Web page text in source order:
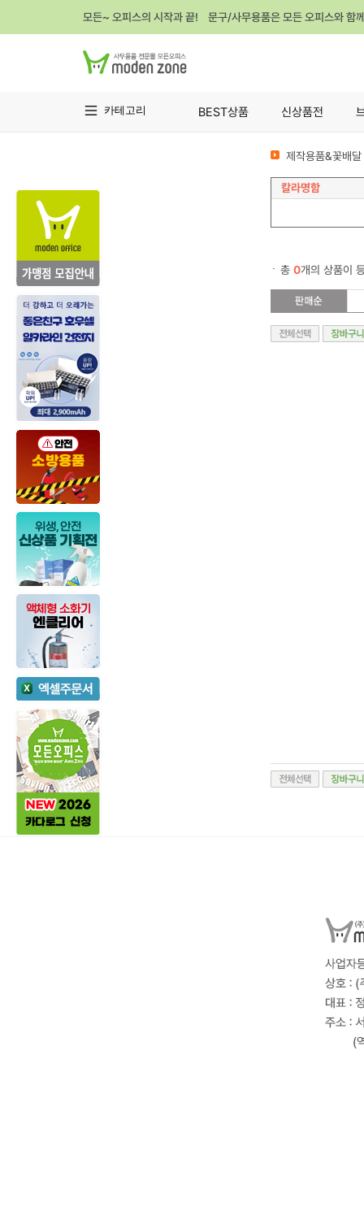
모든~ 오피스의 시작과 끝! 문구/사무용품은 모든 오피스와 함
카테고리 BEST상품 신상품전
제작용품&꽃배
칼라명함
총 0개의 상품이